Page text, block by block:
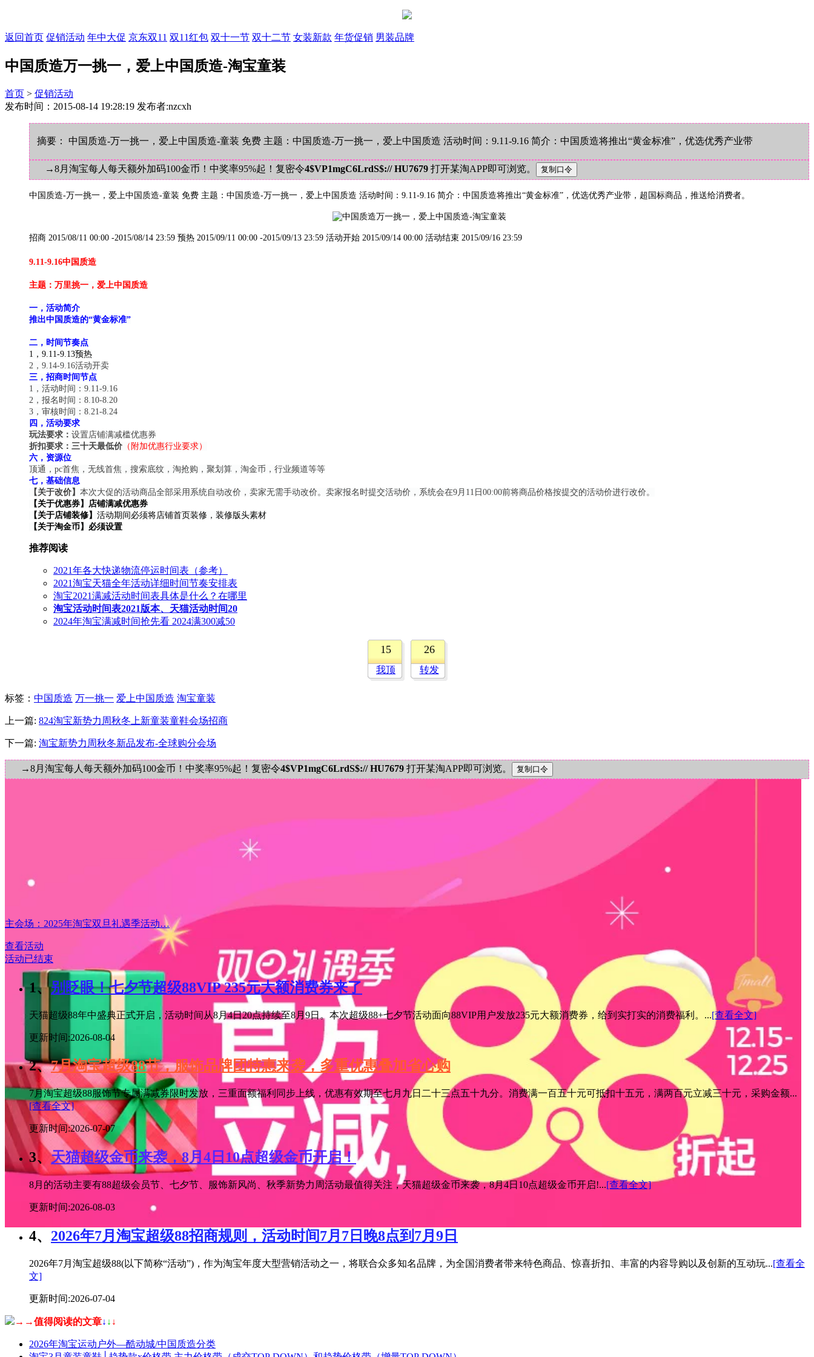
返回首页 促销活动 年中大促 京东双11 双11红包 双十一节 双十二节 女装新款 年货促销 男装品牌
中国质造万一挑一，爱上中国质造-淘宝童装
首页 > 促销活动
发布时间：2015-08-14 19:28:19 发布者:nzcxh
摘要： 中国质造-万一挑一，爱上中国质造-童装 免费 主题：中国质造-万一挑一，爱上中国质造 活动时间：9.11-9.16 简介：中国质造将推出“黄金标准”，优选优秀产业带
→8月淘宝每人每天额外加码100金币！中奖率95%起！复密令4$VP1mgC6LrdS$:// HU7679 打开某淘APP即可浏览。
中国质造-万一挑一，爱上中国质造-童装 免费 主题：中国质造-万一挑一，爱上中国质造 活动时间：9.11-9.16 简介：中国质造将推出“黄金标准”，优选优秀产业带，超国标商品，推送给消费者。
招商 2015/08/11 00:00 -2015/08/14 23:59 预热 2015/09/11 00:00 -2015/09/13 23:59 活动开始 2015/09/14 00:00 活动结束 2015/09/16 23:59
9.11-9.16中国质造
主题：万里挑一，爱上中国质造
一，活动简介
推出中国质造的“黄金标准”
二，时间节奏点
1 ， 9.11-9.13预热
2 ， 9.14-9.16活动开卖
三，招商时间节点
1 ，活动时间： 9.11-9.16
2 ，报名时间： 8.10-8.20
3 ，审核时间： 8.21-8.24
四，活动要求
玩法要求： 设置店铺满减槛优惠券
折扣要求：三十天最低价 （附加优惠行业要求）
六，资源位
顶通， pc首焦，无线首焦，搜索底纹，淘抢购，聚划算，淘金币，行业频道等等
七，基础信息
【关于改价】 本次大促的活动商品全部采用系统自动改价，卖家无需手动改价。卖家报名时提交活动价，系统会在9月 11 日 00:00前将商品价格按提交的活动价进行改价。
【关于优惠券】店铺满减优惠券
【关于店铺装修】 活动期间必须将店铺首页装修，装修版头素材
【关于淘金币】必须设置
推荐阅读
2021年各大快递物流停运时间表（参考）
2021淘宝天猫全年活动详细时间节奏安排表
淘宝2021满减活动时间表具体是什么？在哪里
淘宝活动时间表2021版本、天猫活动时间20
2024年淘宝满减时间抢先看 2024满300减50
15
我顶
26
转发
标签 ： 中国质造 万一挑一 爱上中国质造 淘宝童装
上一篇: 824淘宝新势力周秋冬上新童装童鞋会场招商
下一篇: 淘宝新势力周秋冬新品发布-全球购分会场
→8月淘宝每人每天额外加码100金币！中奖率95%起！复密令4$VP1mgC6LrdS$:// HU7679 打开某淘APP即可浏览。
主会场：2025年淘宝双旦礼遇季活动…
查看活动
活动已结束
1、别眨眼！七夕节超级88VIP 235元大额消费券来了
天猫超级88年中盛典正式开启，活动时间从8月4日20点持续至8月9日。本次超级88+七夕节活动面向88VIP用户发放235元大额消费券，给到实打实的消费福利。...[查看全文]
更新时间:2026-08-04
2、7月淘宝超级88节，服饰品牌团特惠来袭，多重优惠叠加省心购
7月淘宝超级88服饰节专属满减券限时发放，三重面额福利同步上线，优惠有效期至七月九日二十三点五十九分。消费满一百五十元可抵扣十五元，满两百元立减三十元，采购金额...
[查看全文]
更新时间:2026-07-07
3、天猫超级金币来袭，8月4日10点超级金币开启！
8月的活动主要有88超级会员节、七夕节、服饰新风尚、秋季新势力周活动最值得关注，天猫超级金币来袭，8月4日10点超级金币开启!...[查看全文]
更新时间:2026-08-03
4、 2026年7月淘宝超级88招商规则，活动时间7月7日晚8点到7月9日
2026年7月淘宝超级88(以下简称“活动”)，作为淘宝年度大型营销活动之一，将联合众多知名品牌，为全国消费者带来特色商品、惊喜折扣、丰富的内容导购以及创新的互动玩...[查看全
文]
更新时间:2026-07-04
→→值得阅读的文章↓ ↓ ↓
2026年淘宝运动户外—酷动城/中国质造分类